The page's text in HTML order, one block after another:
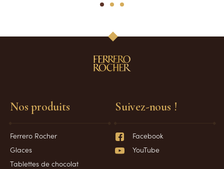
1 2 3
Nos produits
Ferrero Rocher
Glaces
Tablettes de chocolat
Suivez-nous !
Facebook
YouTube